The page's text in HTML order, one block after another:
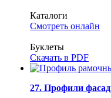
Каталоги
Смотреть онлайн
Буклеты
Скачать в PDF
27. Профили